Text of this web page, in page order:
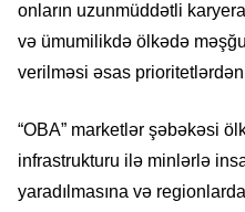
onların uzunmüddətli
və ümumilikdə ölkədə
verilməsi əsas prioritetlərdən
“OBA” marketlər şəbəkəsi
infrastrukturu ilə minlərlə
yaradılmasına və